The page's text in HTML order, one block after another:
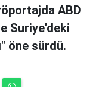
ABD
Suriye'deki
öne sürdü.